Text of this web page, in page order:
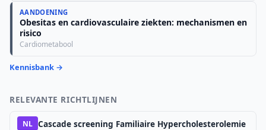
AANDOENING
Obesitas en cardiovasculaire ziekten: mechanismen en
risico
Cardiometabool
Kennisbank →
RELEVANTE RICHTLIJNEN
NL Cascade screening Familiaire Hypercholesterolemie